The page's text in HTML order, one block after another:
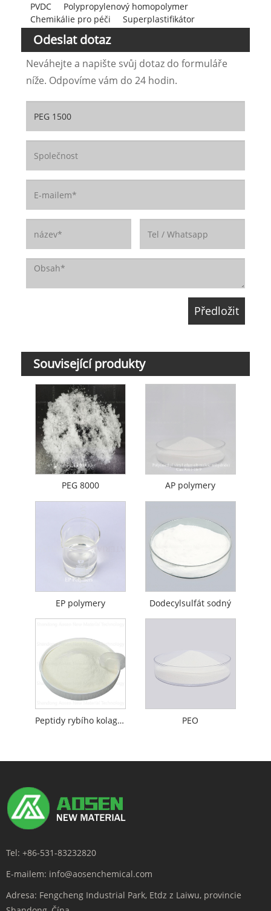
PVDC
Polypropylenový homopolymer
Chemikálie pro péči
Superplastifikátor
Odeslat dotaz
Neváhejte a napište svůj dotaz do formuláře
níže. Odpovíme vám do 24 hodin.
Související produkty
PEG 8000 AP polymery
EP polymery Dodecylsulfát sodný
Peptidy rybího kolagenu PEO
Tel: +86-531-83232820
E-mailem: info@aosenchemical.com
Adresa: Fengcheng Industrial Park, Etdz z Laiwu, provincie